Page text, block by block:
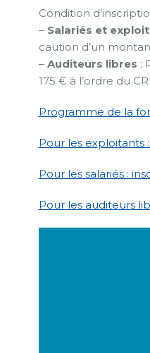
Condition
– Salariés et
caution d’un
– Auditeurs libres :
175 € à l’ordre du
Programme de la
Pour les exploitants
Pour les salariés :
Pour les auditeurs